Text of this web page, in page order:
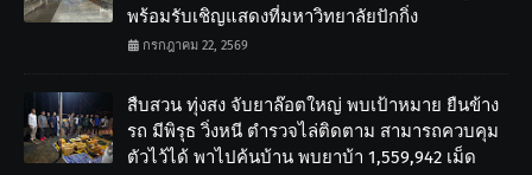
พร้อมรับเชิญแสดงที่มหาวิทยาลัยปักกิ่ง
กรกฎาคม 22, 2569
สืบสวน ทุ่งสง จับยาล๊อตใหญ่ พบเป้าหมาย ยืนข้าง
รถ มีพิรุธ วิ่งหนี ตำรวจไล่ติดตาม สามารถควบคุม
ตัวไว้ได้ พาไปค้นบ้าน พบยาบ้า 1,559,942 เม็ด